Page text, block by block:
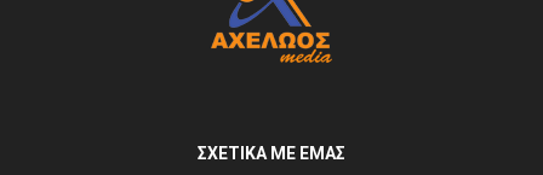
ΣΧΕΤΙΚΆ ΜΕ ΕΜΆΣ